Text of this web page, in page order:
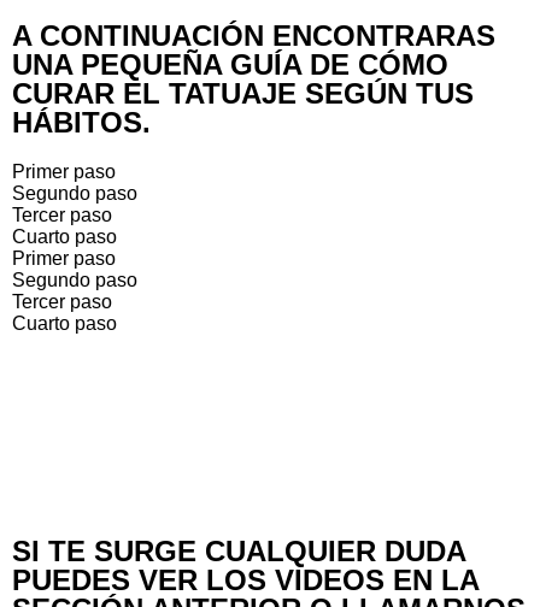
A CONTINUACIÓN ENCONTRARAS
UNA PEQUEÑA GUÍA DE CÓMO
CURAR EL TATUAJE SEGÚN TUS
HÁBITOS.
Primer paso
Segundo paso
Tercer paso
Cuarto paso
Primer paso
Segundo paso
Tercer paso
Cuarto paso
SI TE SURGE CUALQUIER DUDA
PUEDES VER LOS VIDEOS EN LA